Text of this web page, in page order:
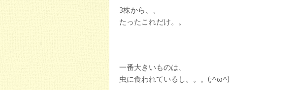
3株から、、
たったこれだけ。。
一番大きいものは、
虫に食われているし。。。(;^ω^)